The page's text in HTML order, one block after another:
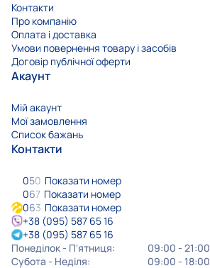
Контакти
Про компанію
Оплата і доставка
Умови повернення товару і засобів
Договір публічної оферти
Акаунт
Мій акаунт
Мої замовлення
Список бажань
Контакти
050 Показати номер
067 Показати номер
063 Показати номер
+38 (095) 587 65 16
+38 (095) 587 65 16
Понеділок - Пʼятниця:
09:00 - 21:00
Субота - Неділя:
09:00 - 18:00